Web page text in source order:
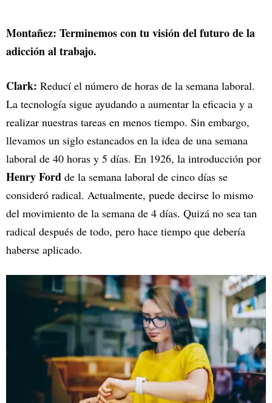
Montañez: Terminemos con tu visión del futuro de la
adicción al trabajo.
Clark: Reducí el número de horas de la semana laboral.
La tecnología sigue ayudando a aumentar la eficacia y a
realizar nuestras tareas en menos tiempo. Sin embargo,
llevamos un siglo estancados en la idea de una semana
laboral de 40 horas y 5 días. En 1926, la introducción por
Henry Ford de la semana laboral de cinco días se
consideró radical. Actualmente, puede decirse lo mismo
del movimiento de la semana de 4 días. Quizá no sea tan
radical después de todo, pero hace tiempo que debería
haberse aplicado.